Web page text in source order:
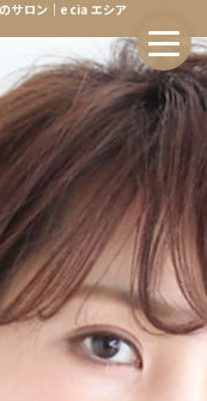
サロン｜ecia エシア